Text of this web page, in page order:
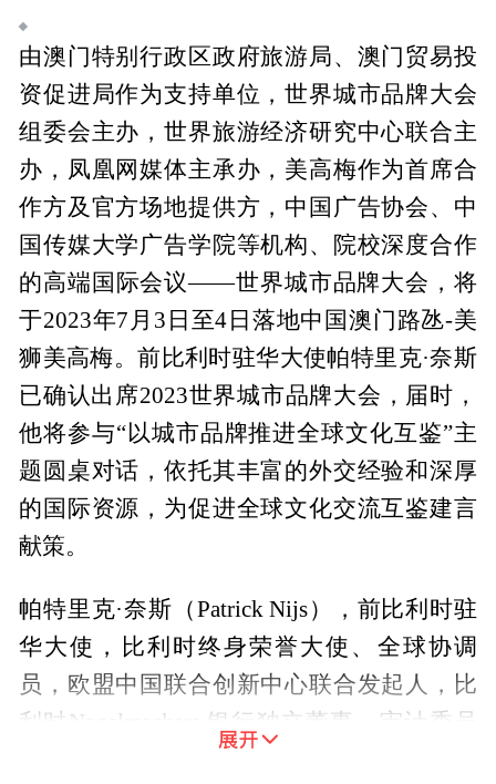
由澳门特别行政区政府旅游局、澳门贸易投
资促进局作为支持单位，世界城市品牌大会
组委会主办，世界旅游经济研究中心联合主
办，凤凰网媒体主承办，美高梅作为首席合
作方及官方场地提供方，中国广告协会、中
国传媒大学广告学院等机构、院校深度合作
的高端国际会议——世界城市品牌大会，将
于2023年7月3日至4日落地中国澳门路氹-美
狮美高梅。前比利时驻华大使帕特里克·奈斯
已确认出席2023世界城市品牌大会，届时，
他将参与“以城市品牌推进全球文化互鉴”主
题圆桌对话，依托其丰富的外交经验和深厚
的国际资源，为促进全球文化交流互鉴建言
献策。
帕特里克·奈斯（Patrick Nijs），前比利时驻
华大使，比利时终身荣誉大使、全球协调
员，欧盟中国联合创新中心联合发起人，比
利时Nagelmackers 银行独立董事、审计委员